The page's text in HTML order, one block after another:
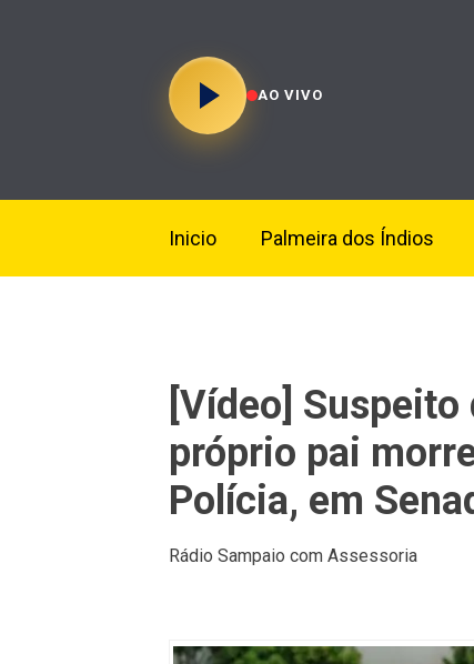
AO VIVO
Inicio Palmeira dos Índios
[Vídeo]
próprio pai
Polícia, em
Rádio Sampaio com Assessoria